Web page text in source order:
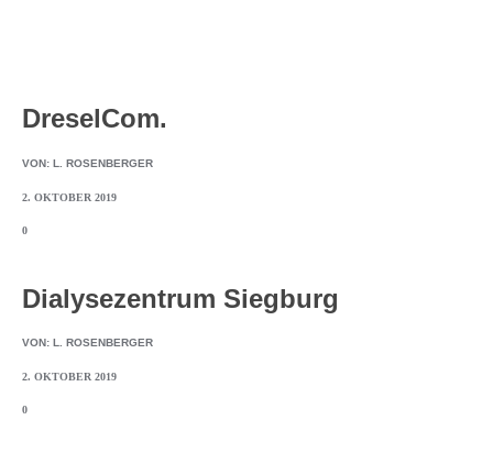
DreselCom.
VON: L. ROSENBERGER
2. OKTOBER 2019
0
Dialysezentrum Siegburg
VON: L. ROSENBERGER
2. OKTOBER 2019
0